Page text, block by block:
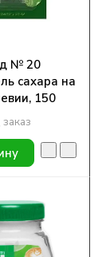
№ 20
сахара на
150